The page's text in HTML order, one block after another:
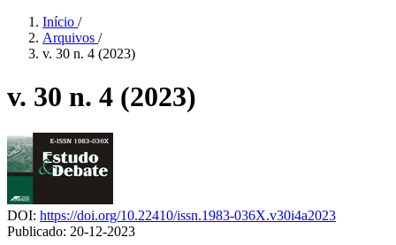
Início /
Arquivos /
v. 30 n. 4 (2023)
v. 30 n. 4 (2023)
DOI: https://doi.org/10.22410/issn.1983-036X.v30i4a2023
Publicado: 20-12-2023